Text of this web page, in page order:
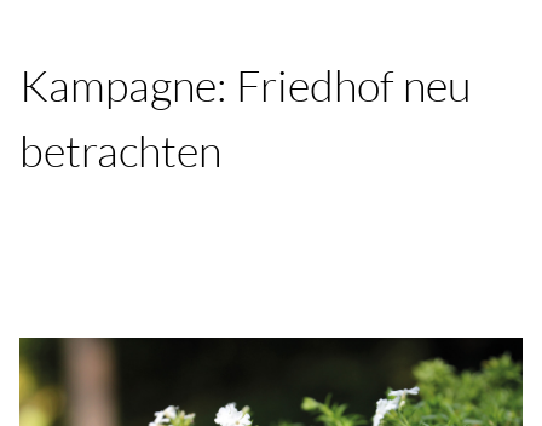
Kampagne: Friedhof neu
betrachten